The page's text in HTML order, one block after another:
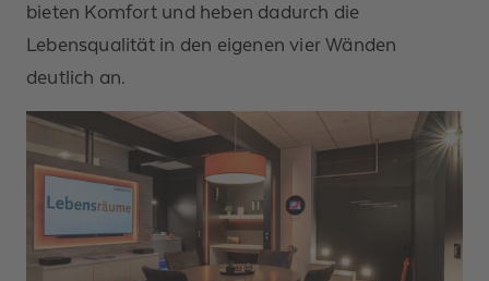
bieten Komfort und heben dadurch die
Lebensqualität in den eigenen vier Wänden
deutlich an.